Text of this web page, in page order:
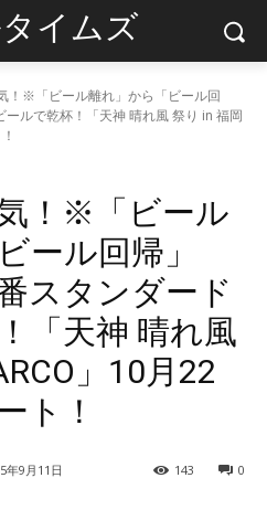
イムズ
！※「ビール離れ」から「ビール回
ルで乾杯！「天神 晴れ風 祭り in 福岡
！※「ビール
ール回帰」
スタンダード
「天神 晴れ風
」10月22
ト！
年9月11日 0
143